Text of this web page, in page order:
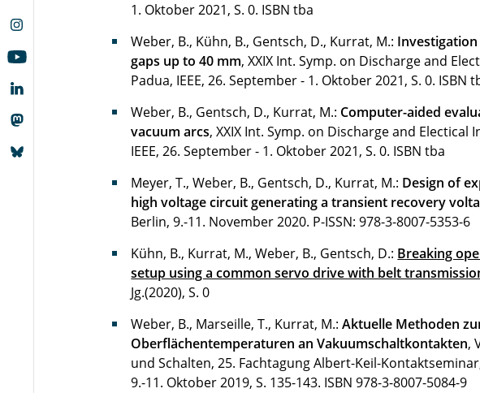
1. Oktober 2021, S. 0. ISBN tba
Weber, B., Kühn, B., Gentsch, D., Kurrat, M.:
gaps up to 40 mm, XXIX Int. Symp. on Discharge and
Padua, IEEE, 26. September - 1. Oktober 2021, S. 0. ISBN
Weber, B., Gentsch, D., Kurrat, M.: Computer-aided
vacuum arcs, XXIX Int. Symp. on Discharge and Electical
IEEE, 26. September - 1. Oktober 2021, S. 0. ISBN tba
Meyer, T., Weber, B., Gentsch, D., Kurrat, M.: Design of
high voltage circuit generating a transient recovery
Berlin, 9.-11. November 2020. P-ISSN: 978-3-8007-5353-6
Kühn, B., Kurrat, M., Weber, B., Gentsch, D.: Breaking
setup using a common servo drive with belt
Jg.(2020), S. 0
Weber, B., Marseille, T., Kurrat, M.:Aktuelle Methoden
Oberflächentemperaturen an Vakuumschaltkontakten,
und Schalten, 25. Fachtagung Albert-Keil-
9.-11. Oktober 2019, S. 135-143. ISBN 978-3-8007-5084-9